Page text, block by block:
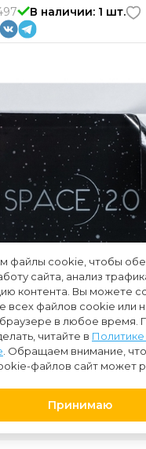
В наличии: 1 шт.
файлы cookie, чтобы
сайта, анализ
контента. Вы можете
всех файлов cookie или
в любое время.
читайте в Политике
. Обращаем внимание,
файлов сайт может
Принимаю